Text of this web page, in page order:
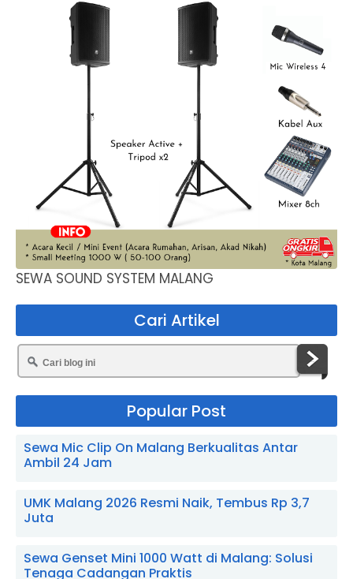
SEWA SOUND SYSTEM MALANG
Cari Artikel
Popular Post
Sewa Mic Clip On Malang Berkualitas Antar
Ambil 24 Jam
UMK Malang 2026 Resmi Naik, Tembus Rp 3,7
Juta
Sewa Genset Mini 1000 Watt di Malang: Solusi
Tenaga Cadangan Praktis